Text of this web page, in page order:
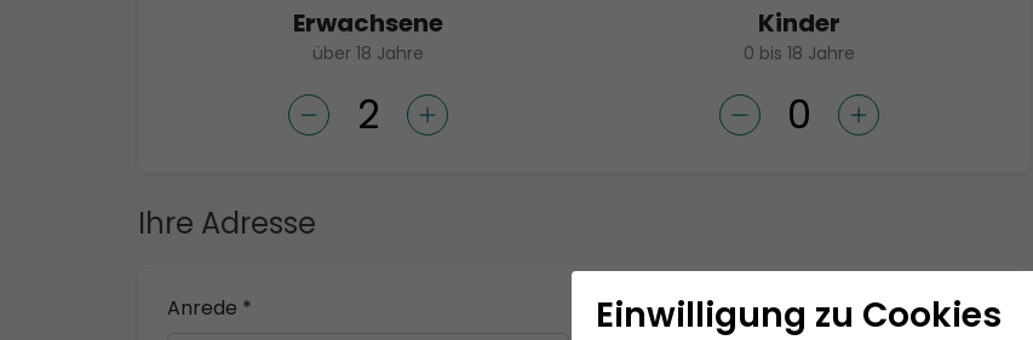
Erwachsene
über 18 Jahre
Kinder
0 bis 18 Jahre
Ihre Adresse
Anrede * Titel
Einwilligung zu Cookies